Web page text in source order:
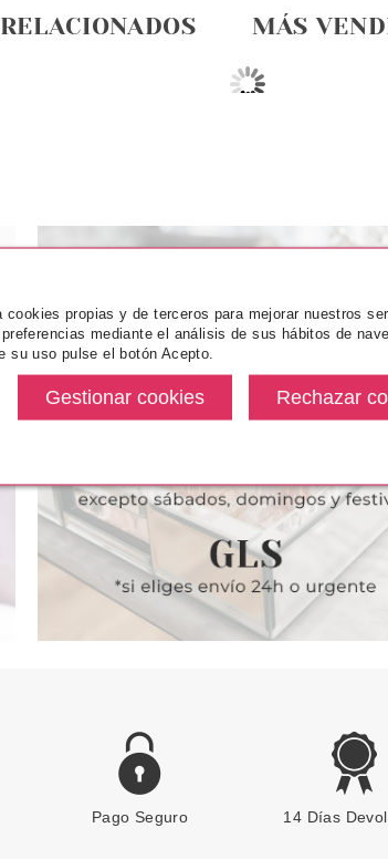
MÁS
BARRA
SUNRISE
CATRICE VELVET MATT LIP
CREAM 090 SWEET CHOCO-
NUT
MAYBELLINE
Pago Seguro 14 Días
propias y de terceros para mejorar nuestros
mediante el análisis de sus hábitos de
su uso pulse el botón Acepto.